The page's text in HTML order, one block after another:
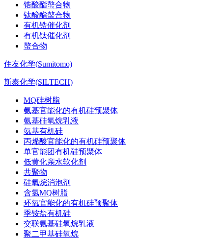
锆酸酯螯合物
钛酸酯螯合物
有机锆催化剂
有机钛催化剂
螯合物
住友化学(Sumitomo)
斯泰化学(SILTECH)
MQ硅树脂
氨基官能化的有机硅预聚体
氨基硅氧烷乳液
氨基有机硅
丙烯酸官能化的有机硅预聚体
单官能团有机硅预聚体
低黄化亲水软化剂
共聚物
硅氧烷消泡剂
含氢MQ树脂
环氧官能化的有机硅预聚体
季铵盐有机硅
交联氨基硅氧烷乳液
聚二甲基硅氧烷